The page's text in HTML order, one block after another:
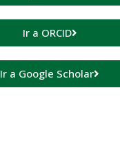
Ir a ORCID
Ir a Google Scholar